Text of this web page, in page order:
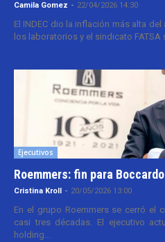
Camila Gomez - 22/04/2026 14:30
El INDEC dio la inflación más alta
los laboratorios y el sindicato FATSA
Ejecutivos
Roemmers: fin para Boccardo
Cristina Kroll - 20/05/2026 13:00
En el grupo Roemmers se cerró el
casi tres décadas. El ejecutivo
holding...